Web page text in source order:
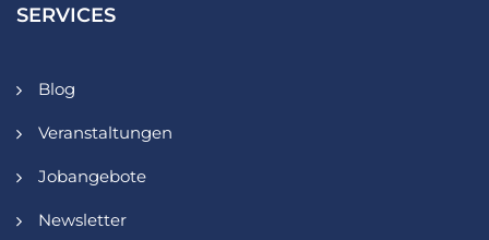
SERVICES
Blog
Veranstaltungen
Jobangebote
Newsletter